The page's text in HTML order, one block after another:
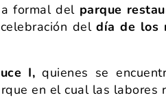
formal del parque
deldía de los
I, quienes se
en el cual las labores